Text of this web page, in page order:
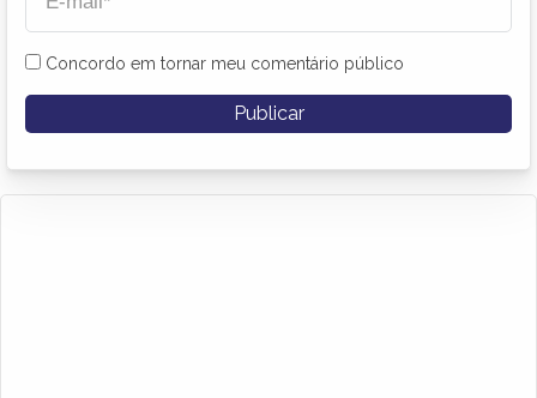
Concordo em tornar meu comentário público